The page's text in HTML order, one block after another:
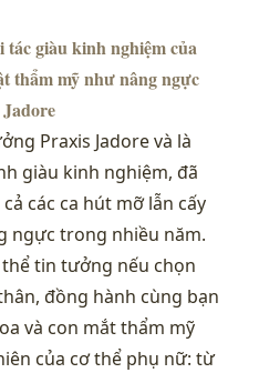
giàu kinh nghiệm của
thẩm mỹ như nâng ngực
Praxis Jadore và là
giàu kinh nghiệm, đã
các ca hút mỡ lẫn cấy
ngực trong nhiều năm.
tin tưởng nếu chọn
đồng hành cùng bạn
và con mắt thẩm mỹ
của cơ thể phụ nữ: từ